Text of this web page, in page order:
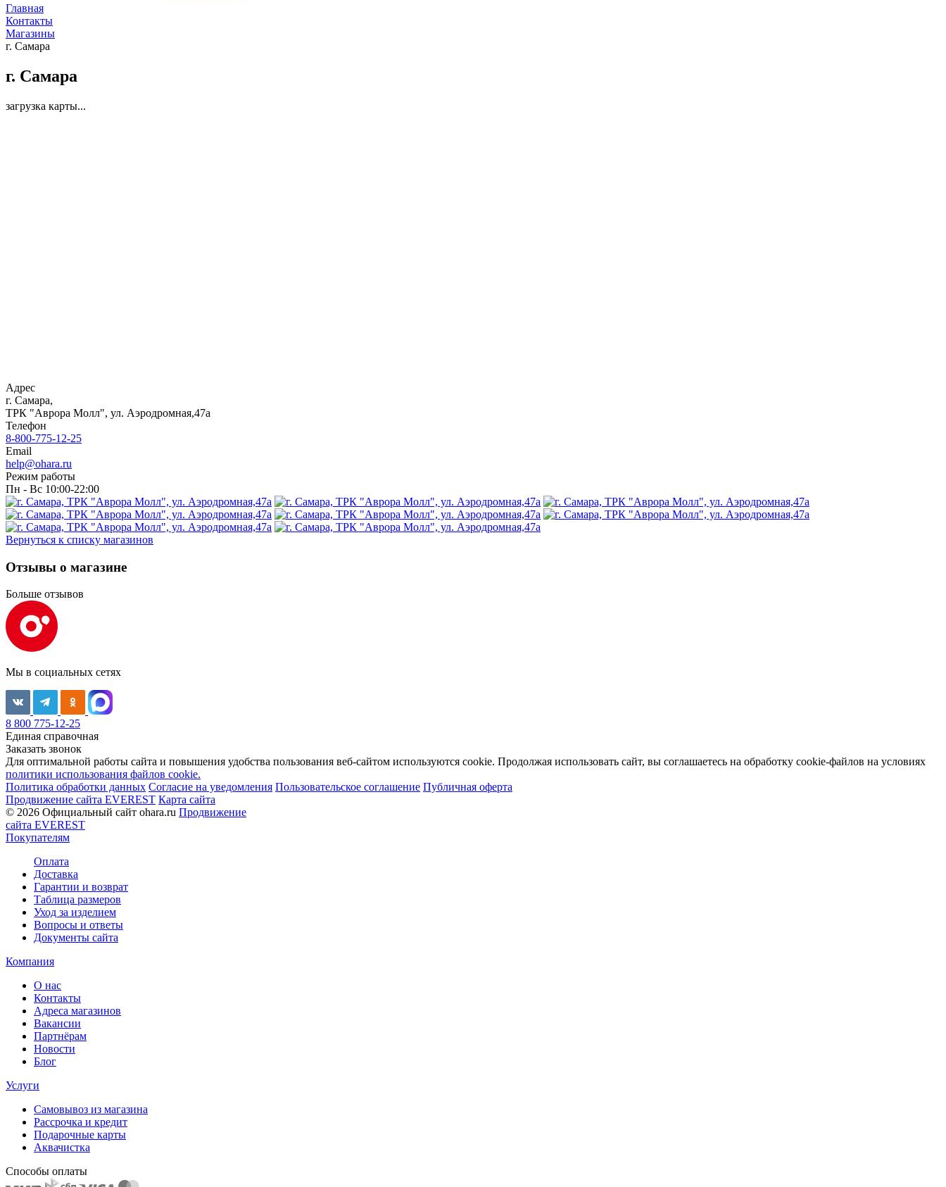
Главная
Контакты
Магазины
г. Самара
г. Самара
загрузка карты...
Адрес
г. Самара,
ТРК "Аврора Молл", ул. Аэродромная,47а
Телефон
8-800-775-12-25
Email
help@ohara.ru
Режим работы
Пн - Вс 10:00-22:00
Вернуться к списку магазинов
Отзывы о магазине
Больше отзывов
Мы в социальных сетях
8 800 775-12-25
Единая справочная
Заказать звонок
Для оптимальной работы сайта и повышения удобства пользования веб-сайтом используются cookie. Продолжая использовать сайт, вы соглашаетесь на обработку cookie-файлов на условиях
политики использования файлов cookie.
Политика обработки данных Согласие на уведомления Пользовательское соглашение Публичная оферта
Продвижение сайта EVEREST Карта сайта
© 2026 Официальный сайт ohara.ru Продвижение
сайта EVEREST
Покупателям
Оплата
Доставка
Гарантии и возврат
Таблица размеров
Уход за изделием
Вопросы и ответы
Документы сайта
Компания
О нас
Контакты
Адреса магазинов
Вакансии
Партнёрам
Новости
Блог
Услуги
Самовывоз из магазина
Рассрочка и кредит
Подарочные карты
Аквачистка
Способы оплаты